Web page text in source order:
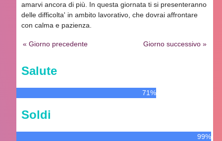
amarvi ancora di più. In questa giornata ti si presenteranno
delle difficolta' in ambito lavorativo, che dovrai affrontare
con calma e pazienza.
« Giorno precedente Giorno successivo »
Salute
71%
Soldi
99%